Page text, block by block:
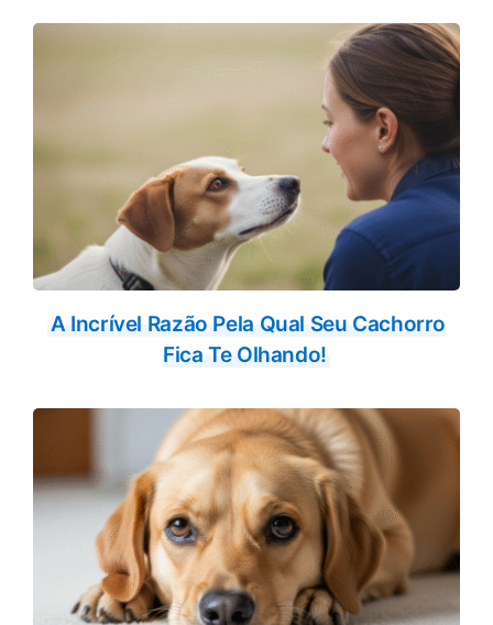
A Incrível Razão Pela Qual Seu Cachorro
Fica Te Olhando!